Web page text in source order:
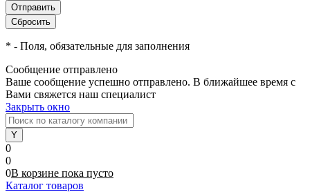
* - Поля, обязательные для заполнения
Сообщение отправлено
Ваше сообщение успешно отправлено. В ближайшее время с
Вами свяжется наш специалист
Закрыть окно
0
0
0В корзине пока пусто
Каталог товаров